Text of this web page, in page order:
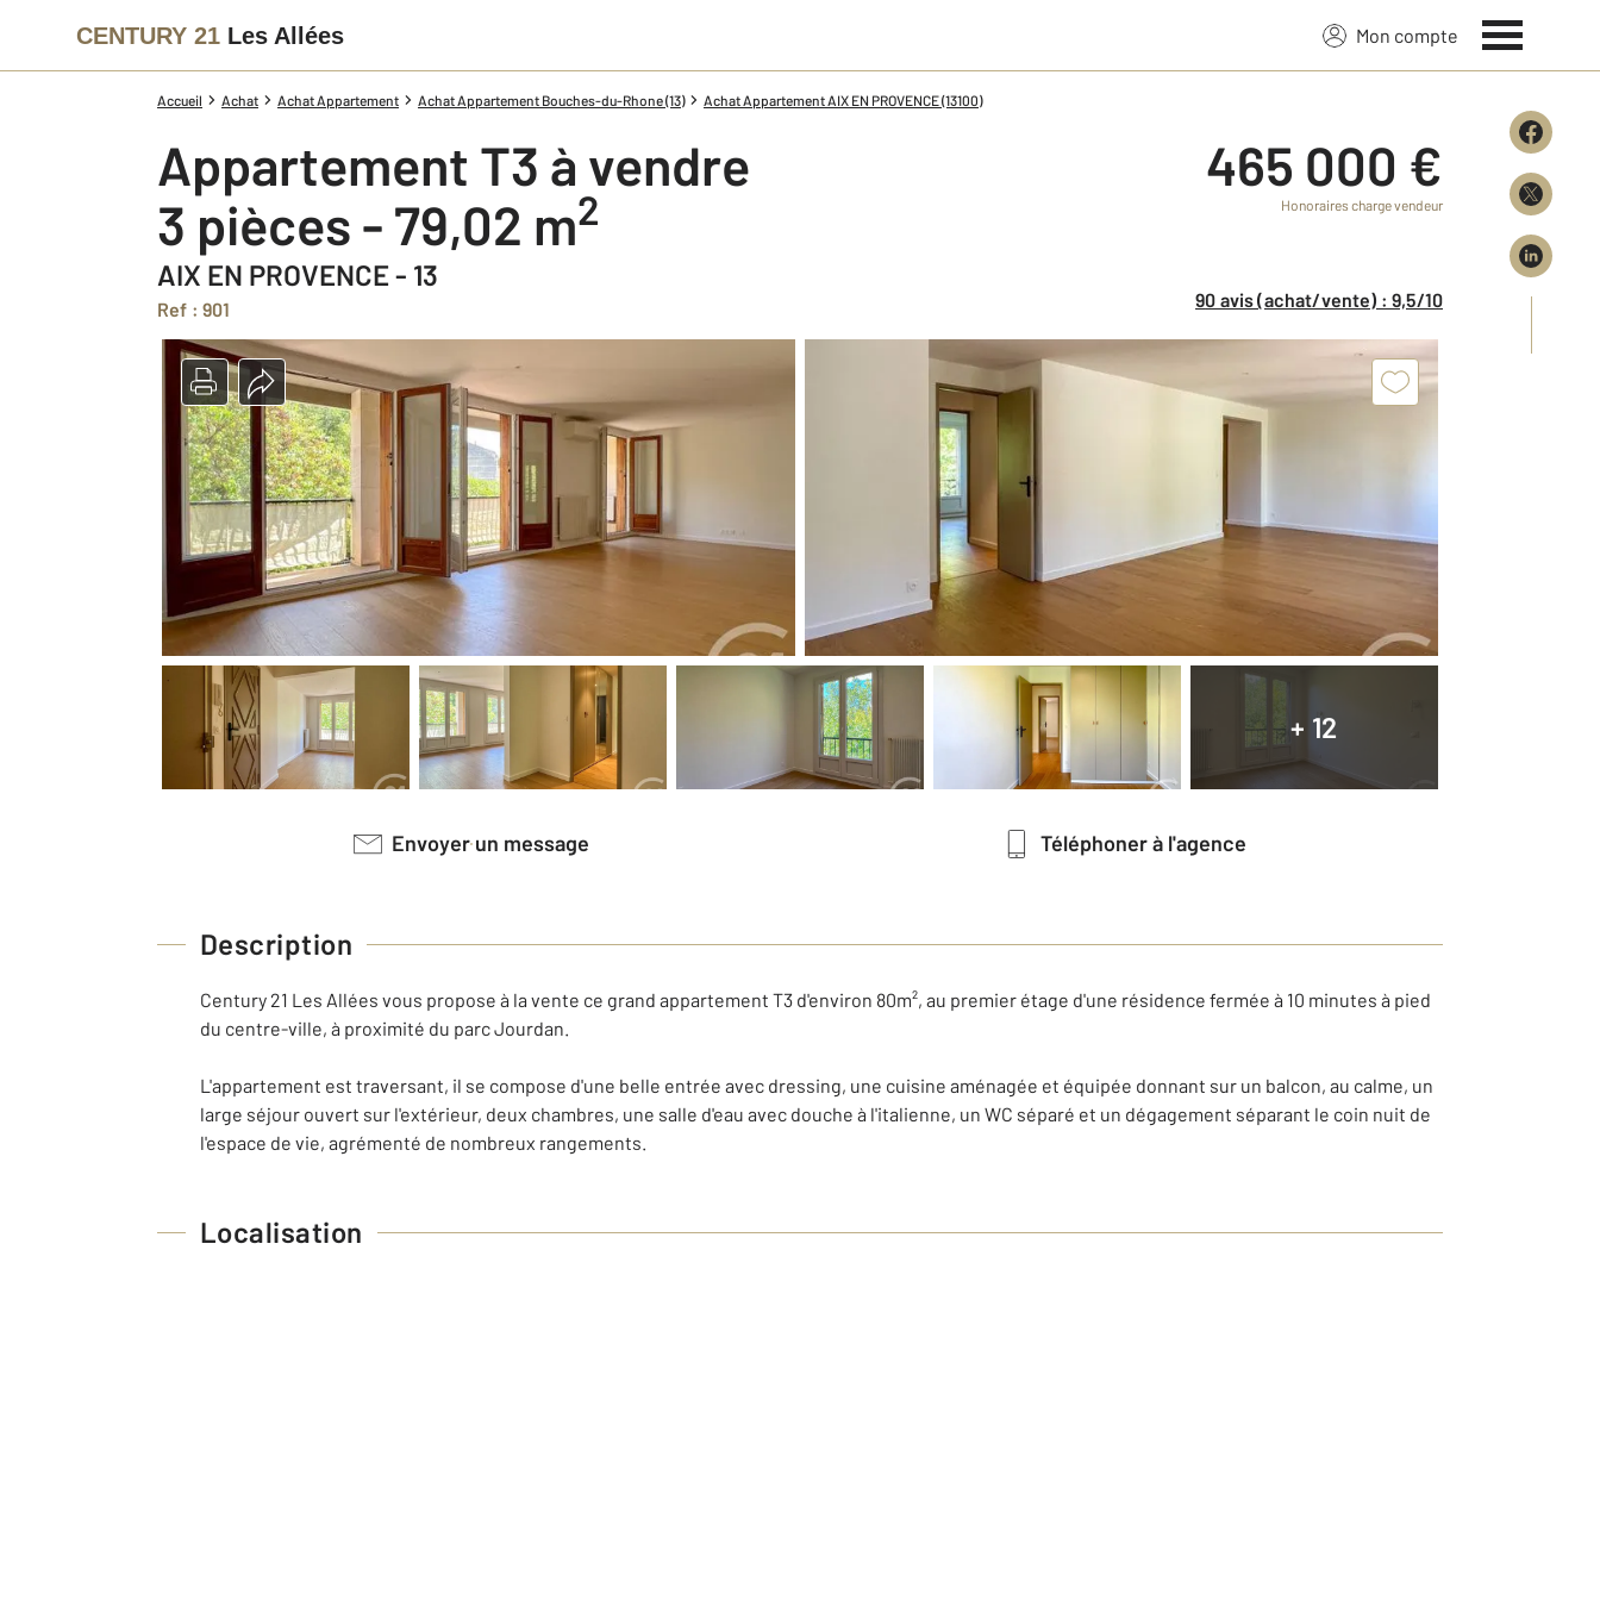
CENTURY 21 Les Allées Mon compte
Accueil Achat Achat Appartement Achat Appartement Bouches-du-Rhone (13) Achat Appartement AIX EN PROVENCE (13100)
Appartement T3 à vendre
3 pièces - 79,02 m2
AIX EN PROVENCE - 13
Ref : 901
465 000 €
Honoraires charge vendeur
90 avis (achat/vente) : 9,5/10
+ 12
Envoyer un message Téléphoner à l'agence
Description
Century 21 Les Allées vous propose à la vente ce grand appartement T3 d'environ 80m², au premier étage d'une résidence fermée à 10 minutes à pied
du centre-ville, à proximité du parc Jourdan.
L'appartement est traversant, il se compose d'une belle entrée avec dressing, une cuisine aménagée et équipée donnant sur un balcon, au calme, un
large séjour ouvert sur l'extérieur, deux chambres, une salle d'eau avec douche à l'italienne, un WC séparé et un dégagement séparant le coin nuit de
l'espace de vie, agrémenté de nombreux rangements.
Localisation